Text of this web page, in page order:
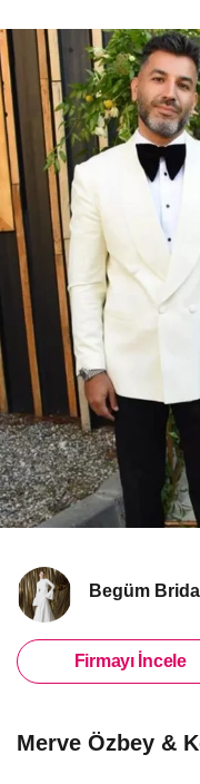
Begüm
Firmayı İncele
Merve Özbey &